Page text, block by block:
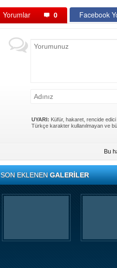
Yorumlar 0 Facebook
UYARI: Küfür, hakaret, rencide edici
Türkçe karakter kullanılmayan ve
Bu
SON EKLENENGALERİLER